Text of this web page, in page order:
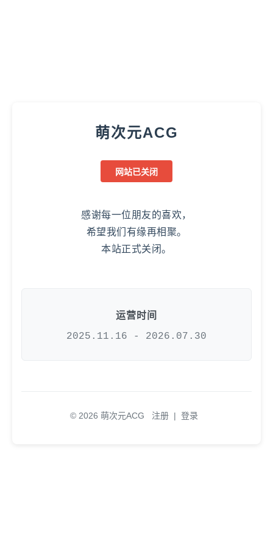
萌次元ACG
网站已关闭
感谢每一位朋友的喜欢，
希望我们有缘再相聚。
本站正式关闭。
运营时间
2025.11.16 - 2026.07.30
© 2026 萌次元ACG 注册 | 登录